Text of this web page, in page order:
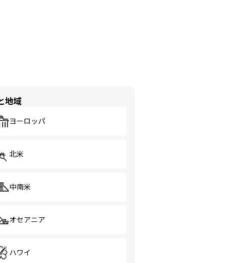
地域
ヨーロッパ
北米
中南米
オセアニア
ハワイ